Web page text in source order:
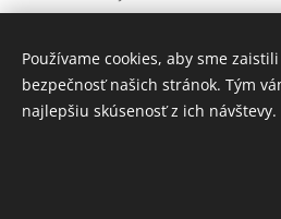
26,00Kč
Používame cookies, aby sme
bezpečnosť našich stránok. Tým
najlepšiu skúsenosť z ich návštevy.